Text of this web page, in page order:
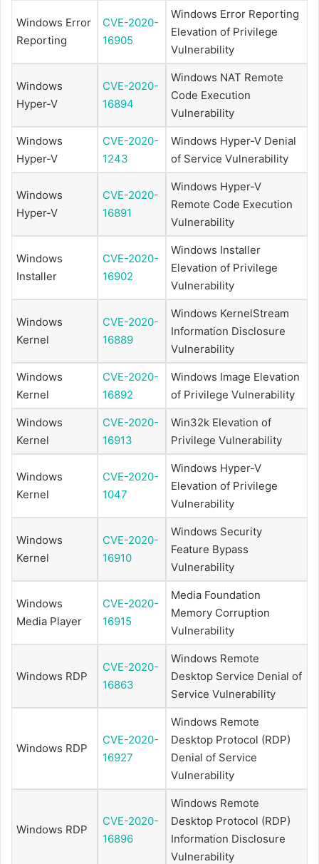
Windows Error
Reporting
CVE-2020-
16905
Windows Error Reporting
Elevation of Privilege
Vulnerability
Windows
Hyper-V
CVE-2020-
16894
Windows NAT Remote
Code Execution
Vulnerability
Windows
Hyper-V
CVE-2020-
1243
Windows Hyper-V Denial
of Service Vulnerability
Windows
Hyper-V
CVE-2020-
16891
Windows Hyper-V
Remote Code Execution
Vulnerability
Windows
Installer
CVE-2020-
16902
Windows Installer
Elevation of Privilege
Vulnerability
Windows
Kernel
CVE-2020-
16889
Windows KernelStream
Information Disclosure
Vulnerability
Windows
Kernel
CVE-2020-
16892
Windows Image Elevation
of Privilege Vulnerability
Windows
Kernel
CVE-2020-
16913
Win32k Elevation of
Privilege Vulnerability
Windows
Kernel
CVE-2020-
1047
Windows Hyper-V
Elevation of Privilege
Vulnerability
Windows
Kernel
CVE-2020-
16910
Windows Security
Feature Bypass
Vulnerability
Windows
Media Player
CVE-2020-
16915
Media Foundation
Memory Corruption
Vulnerability
Windows RDP
CVE-2020-
16863
Windows Remote
Desktop Service Denial of
Service Vulnerability
Windows RDP
CVE-2020-
16927
Windows Remote
Desktop Protocol (RDP)
Denial of Service
Vulnerability
Windows RDP
CVE-2020-
16896
Windows Remote
Desktop Protocol (RDP)
Information Disclosure
Vulnerability